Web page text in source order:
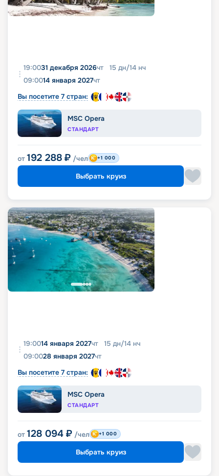
19:0031 декабря 2026чт 15 дн/14 нч
09:0014 января 2027чт
Вы посетите 7 стран:
MSC Opera
СТАНДАРТ
от 192 288 ₽ /чел +1 000
Выбрать круиз
19:0014 января 2027чт 15 дн/14 нч
09:0028 января 2027чт
Вы посетите 7 стран:
MSC Opera
СТАНДАРТ
от 128 094 ₽ /чел +1 000
Выбрать круиз